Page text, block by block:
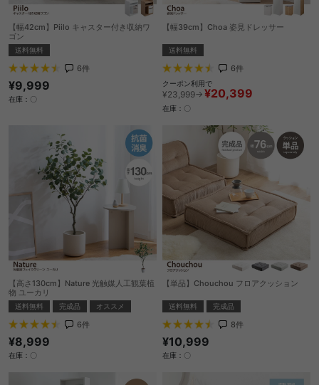
【幅42cm】Piilo キャスター付き収納ワ
ゴン
送料無料
6件
¥9,999
在庫：〇
【幅39cm】Choa 姿見ドレッサー
送料無料
6件
クーポン利用で
¥23,999→ ¥20,399
在庫：〇
【高さ130cm】Nature 光触媒人工観葉植
物 ユーカリ
送料無料 完成品 オススメ
6件
¥8,999
在庫：〇
【単品】Chouchou フロアクッション
送料無料 完成品
8件
¥10,999
在庫：〇